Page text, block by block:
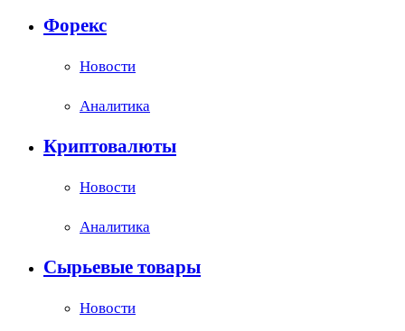
Форекс
Новости
Аналитика
Криптовалюты
Новости
Аналитика
Сырьевые товары
Новости